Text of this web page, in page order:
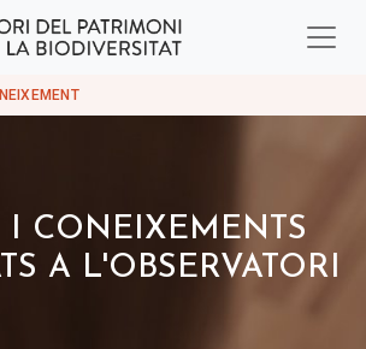
I CONEIXEMENTS
A L'OBSERVATORI